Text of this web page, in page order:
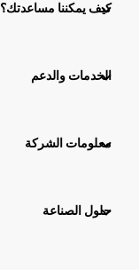
كيف يمكننا مساعدتك؟
الخدمات والدعم
معلومات الشركة
حلول الصناعة